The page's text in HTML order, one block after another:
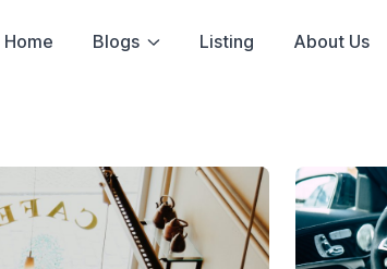
Home Blogs Listing About Us